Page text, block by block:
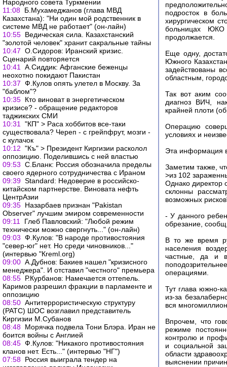
Народного совета Туркмении
11:08 Б.Мухамеджанов (глава МВД
Казахстана): "Ни один мой родственник в
системе МВД не работает" (он-лайн)
10:55 Ведическая сила. Казахстанский
"золотой человек" хранит сакральные тайны
10:47 О.Сидоров: Иранский кризис.
Сценарий повторяется
10:41
А.Сиддик: Афганские беженцы
неохотно покидают Пакистан
10:37 Ф.Кулов опять улетел в Москву. За
"баблом"?
10:35 Кто виноват в энергетическом
кризисе? - обращение редакторов
таджикских СМИ
10:31
"КП" > Раса хоббитов все-таки
существовала? Череп - с грейпфрут, мозги -
с кулачок
10:12 "Къ" > Президент Киргизии расколол
оппозицию. Поделившись с ней властью
09:53 С.Бланк: Россия обозначила пределы
своего ядерного сотрудничества с Ираном
09:39 Standard: Недоверие в российско-
китайском партнерстве. Виновата нефть
ЦентрАзии
09:35 Назарбаев признан "Pakistan
Observer" лучшим эмиром современности
09:11
Глеб Павловский: "Любой режим
технически можно свергнуть..." (он-лайн)
09:03 Ф.Кулов: "В народе противостояния
"север-юг" нет. Но среди чиновников..."
(интервью "Кreml.org)
09:00 А.Дубнов: Бакиев нашел "кризисного
менеджера". И отставил "честного" премьера
08:55 Р.Курбанов: Намечается оттепель.
Каримов разрешил фракции в парламенте и
оппозицию
08:50 Антитеррористическую структуру
(РАТС) ШОС возглавил представитель
Киргизии М.Субанов
08:48 Морячка подвела Тони Блэра. Иран не
боится войны с Англией
08:45 Ф.Кулов: "Никакого противостояния
кланов нет. Есть..." (интервью "НГ")
07:58 Россия выиграла тендер на
подросток в
хирургическом
больницах ЮКО
продолжается.
Еще одну,
Южного
задействованы
областным,
Так вот аким
диагноз ВИЧ,
крайней плоти
Операцию
условиях и
Эта информация
Заметим также,
>из 102
Однако директор
склонны
возможных
- У данного
обрезание,
В то же время
населения
частные, да и в
операциями.
Тут глава южно-
из-за
вся
Впрочем, что
режиме
контролю и
и социальной
области
выяснении